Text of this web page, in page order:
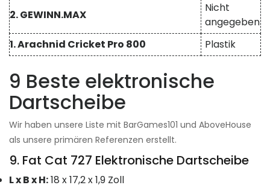
2. GEWINN.MAX
Nicht
angegeben
1. Arachnid Cricket Pro 800
Plastik
9 Beste elektronische
Dartscheibe
Wir haben unsere Liste mit BarGames101 und AboveHouse
als unsere primären Referenzen erstellt.
9. Fat Cat 727 Elektronische Dartscheibe
L x B x H:18 x 17,2 x 1,9 Zoll